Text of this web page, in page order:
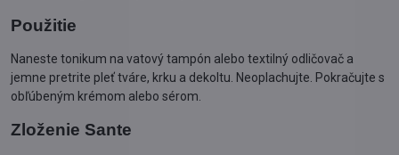
Použitie
Naneste tonikum na vatový tampón alebo textilný odličovač a
jemne pretrite pleť tváre, krku a dekoltu. Neoplachujte. Pokračujte s
obľúbeným krémom alebo sérom.
Zloženie Sante